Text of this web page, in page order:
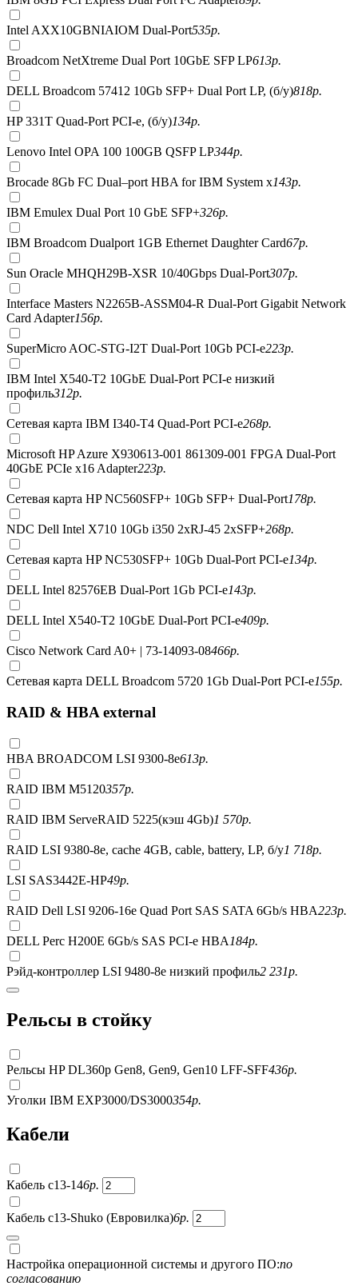
Intel AXX10GBNIAIOM Dual-Port535р.
Broadcom NetXtreme Dual Port 10GbE SFP LP613р.
DELL Broadcom 57412 10Gb SFP+ Dual Port LP, (б/у)818р.
HP 331T Quad-Port PCI-e, (б/у)134р.
Lenovo Intel OPA 100 100GB QSFP LP344р.
Brocade 8Gb FC Dual–port HBA for IBM System x143р.
IBM Emulex Dual Port 10 GbE SFP+326р.
IBM Broadcom Dualport 1GB Ethernet Daughter Card67р.
Sun Oracle MHQH29B-XSR 10/40Gbps Dual-Port307р.
Interface Masters N2265B-ASSM04-R Dual-Port Gigabit Network
Card Adapter156р.
SuperMicro AOC-STG-I2T Dual-Port 10Gb PCI-e223р.
IBM Intel X540-T2 10GbE Dual-Port PCI-e низкий
профиль312р.
Сетевая карта IBM I340-T4 Quad-Port PCI-e268р.
Microsoft HP Azure X930613-001 861309-001 FPGA Dual-Port
40GbE PCIe x16 Adapter223р.
Сетевая карта HP NC560SFP+ 10Gb SFP+ Dual-Port178р.
NDC Dell Intel X710 10Gb i350 2xRJ-45 2xSFP+268р.
Сетевая карта HP NC530SFP+ 10Gb Dual-Port PCI-e134р.
DELL Intel 82576EB Dual-Port 1Gb PCI-e143р.
DELL Intel X540-T2 10GbE Dual-Port PCI-e409р.
Cisco Network Card A0+ | 73-14093-08466р.
Сетевая карта DELL Broadcom 5720 1Gb Dual-Port PCI-e155р.
RAID & HBA external
HBA BROADCOM LSI 9300-8e613р.
RAID IBM M5120357р.
RAID IBM ServeRAID 5225(кэш 4Gb)1 570р.
RAID LSI 9380-8e, сache 4GB, cable, battery, LP, б/у1 718р.
LSI SAS3442E-HP49р.
RAID Dell LSI 9206-16e Quad Port SAS SATA 6Gb/s HBA223р.
DELL Perc H200E 6Gb/s SAS PCI-e HBA 184р.
Рэйд-контроллер LSI 9480-8e низкий профиль2 231р.
Рельсы в стойку
Рельсы HP DL360p Gen8, Gen9, Gen10 LFF-SFF436р.
Уголки IBM EXP3000/DS3000354р.
Кабели
Кабель c13-146р.
Кабель c13-Shuko (Евровилка)6р.
Настройка операционной системы и другого ПО:по
согласованию